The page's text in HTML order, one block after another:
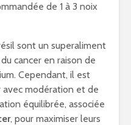
de 1 à 3 noix
sont un superaliment
cancer en raison de
Cependant, il est
modération et de
équilibrée, associée
, pour maximiser leurs